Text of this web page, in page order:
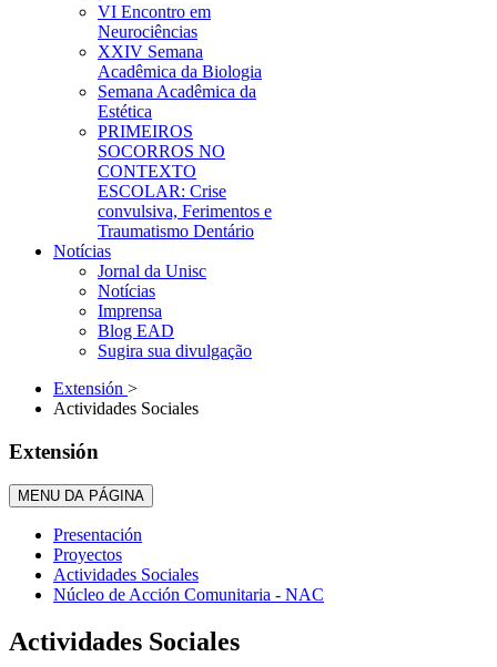
VI Encontro em
Neurociências
XXIV Semana
Acadêmica da Biologia
Semana Acadêmica da
Estética
PRIMEIROS
SOCORROS NO
CONTEXTO
ESCOLAR: Crise
convulsiva, Ferimentos e
Traumatismo Dentário
Notícias
Jornal da Unisc
Notícias
Imprensa
Blog EAD
Sugira sua divulgação
Extensión >
Actividades Sociales
Extensión
MENU DA PÁGINA
Presentación
Proyectos
Actividades Sociales
Núcleo de Acción Comunitaria - NAC
Actividades Sociales